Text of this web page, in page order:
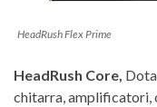
HeadRush Flex Prime
HeadRush Core,
chitarra, amplificatori,